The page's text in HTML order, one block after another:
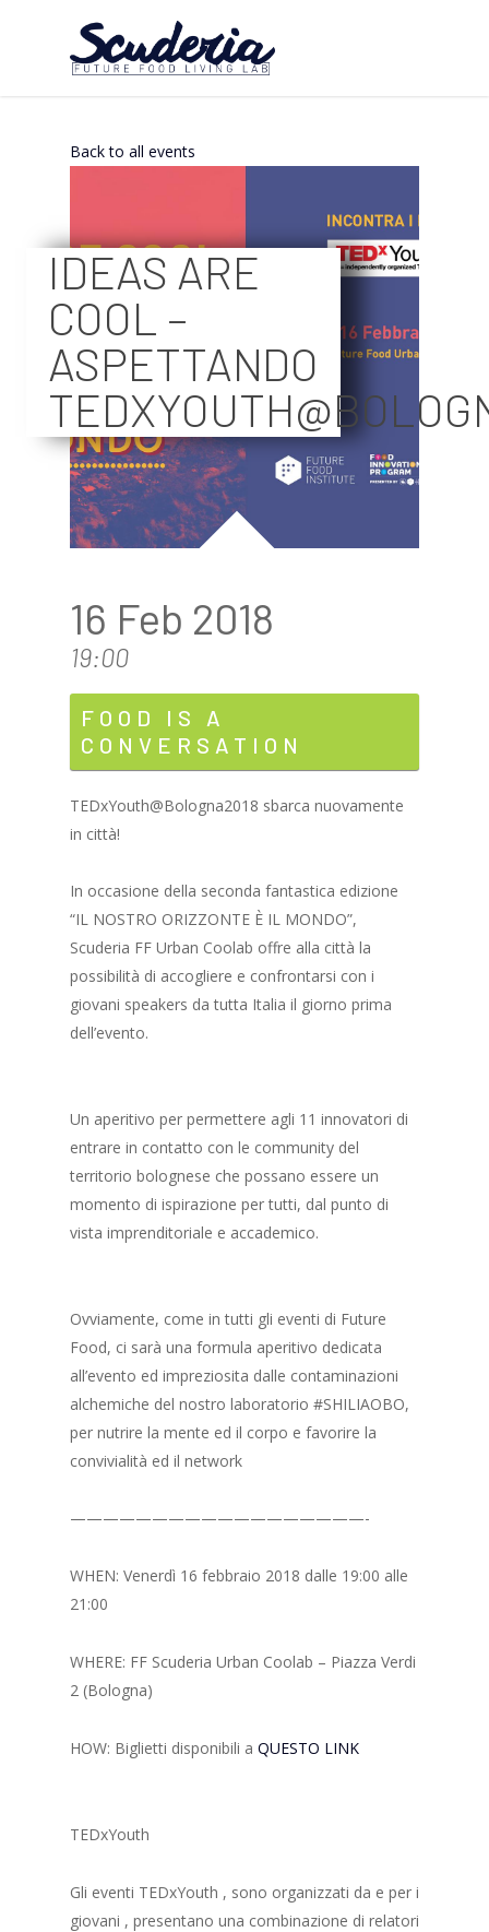
Back to all events
IDEAS ARE
COOL –
ASPETTANDO
16 Feb 2018
19:00
FOOD IS A
CONVERSATION
TEDxYouth@Bologna2018 sbarca nuovamente
in città!
In occasione della seconda fantastica edizione
“IL NOSTRO ORIZZONTE È IL MONDO”,
Scuderia FF Urban Coolab offre alla città la
possibilità di accogliere e confrontarsi con i
giovani speakers da tutta Italia il giorno prima
dell’evento.
Un aperitivo per permettere agli 11 innovatori di
entrare in contatto con le community del
territorio bolognese che possano essere un
momento di ispirazione per tutti, dal punto di
vista imprenditoriale e accademico.
Ovviamente, come in tutti gli eventi di Future
Food, ci sarà una formula aperitivo dedicata
all’evento ed impreziosita dalle contaminazioni
alchemiche del nostro laboratorio #SHILIAOBO,
per nutrire la mente ed il corpo e favorire la
convivialità ed il network
——————————————————-
WHEN: Venerdì 16 febbraio 2018 dalle 19:00 alle
21:00
WHERE: FF Scuderia Urban Coolab – Piazza Verdi
2 (Bologna)
HOW: Biglietti disponibili a QUESTO LINK
TEDxYouth
Gli eventi TEDxYouth , sono organizzati da e per i
giovani , presentano una combinazione di relatori